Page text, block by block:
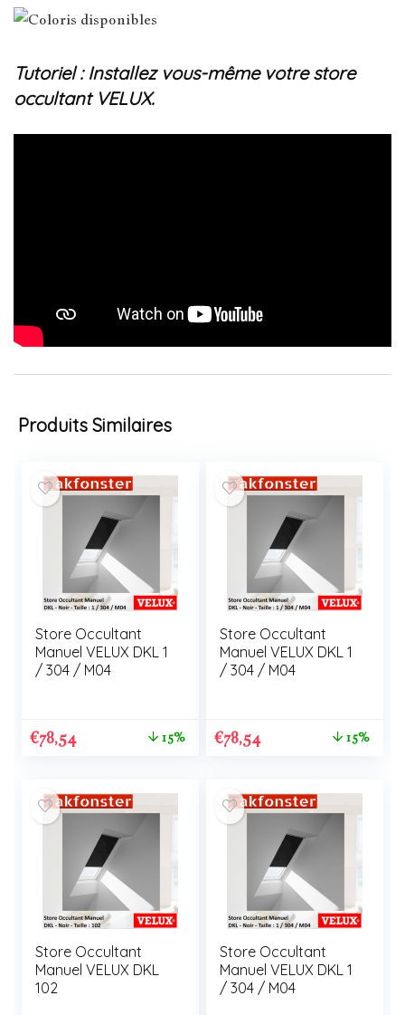
Tutoriel : Installez vous-même votre store
occultant VELUX.
Produits Similaires
Store Occultant
Manuel VELUX DKL 1
/ 304 / M04
€78,54 15%
Store Occultant
Manuel VELUX DKL 1
/ 304 / M04
€78,54 15%
Store Occultant
Manuel VELUX DKL
102
Store Occultant
Manuel VELUX DKL 1
/ 304 / M04